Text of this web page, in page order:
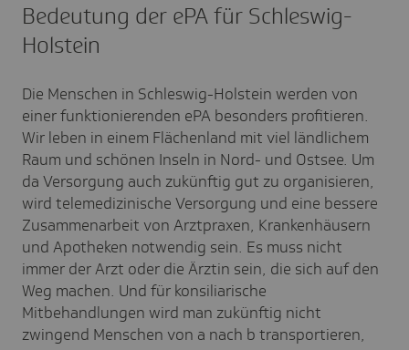
Bedeutung der ePA für Schleswig-
Holstein
Die Menschen in Schleswig-Holstein werden von
einer funktionierenden ePA besonders profitieren.
Wir leben in einem Flächenland mit viel ländlichem
Raum und schönen Inseln in Nord- und Ostsee. Um
da Versorgung auch zukünftig gut zu organisieren,
wird telemedizinische Versorgung und eine bessere
Zusammenarbeit von Arztpraxen, Krankenhäusern
und Apotheken notwendig sein. Es muss nicht
immer der Arzt oder die Ärztin sein, die sich auf den
Weg machen. Und für konsiliarische
Mitbehandlungen wird man zukünftig nicht
zwingend Menschen von a nach b transportieren,